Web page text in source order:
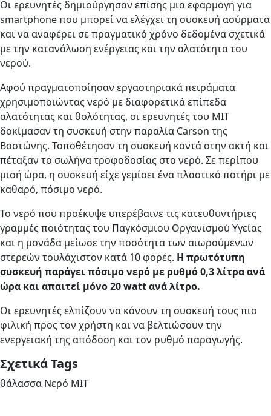
Οι ερευνητές δημιούργησαν επίσης μια εφαρμογή για
smartphone που μπορεί να ελέγχει τη συσκευή ασύρματα
και να αναφέρει σε πραγματικό χρόνο δεδομένα σχετικά
με την κατανάλωση ενέργειας και την αλατότητα του
νερού.
Αφού πραγματοποίησαν εργαστηριακά πειράματα
χρησιμοποιώντας νερό με διαφορετικά επίπεδα
αλατότητας και θολότητας, οι ερευνητές του ΜΙΤ
δοκίμασαν τη συσκευή στην παραλία Carson της
Βοστώνης. Τοποθέτησαν τη συσκευή κοντά στην ακτή και
πέταξαν το σωλήνα τροφοδοσίας στο νερό. Σε περίπου
μισή ώρα, η συσκευή είχε γεμίσει ένα πλαστικό ποτήρι με
καθαρό, πόσιμο νερό.
Το νερό που προέκυψε υπερέβαινε τις κατευθυντήριες
γραμμές ποιότητας του Παγκόσμιου Οργανισμού Υγείας
και η μονάδα μείωσε την ποσότητα των αιωρούμενων
στερεών τουλάχιστον κατά 10 φορές. Η πρωτότυπη
συσκευή παράγει πόσιμο νερό με ρυθμό 0,3 λίτρα ανά
ώρα και απαιτεί μόνο 20 watt ανά λίτρο.
Οι ερευνητές ελπίζουν να κάνουν τη συσκευή τους πιο
φιλική προς τον χρήστη και να βελτιώσουν την
ενεργειακή της απόδοση και τον ρυθμό παραγωγής.
Σχετικά Tags
θάλασσα Νερό MIT